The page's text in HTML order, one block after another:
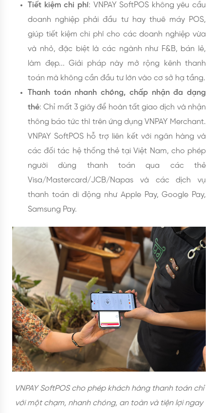
Tiết kiệm chi phí: VNPAY SoftPOS không yêu cầu
doanh nghiệp phải đầu tư hay thuê máy POS,
giúp tiết kiệm chi phí cho các doanh nghiệp vừa
và nhỏ, đặc biệt là các ngành như F&B, bán lẻ,
làm đẹp... Giải pháp này mở rộng kênh thanh
toán mà không cần đầu tư lớn vào cơ sở hạ tầng.
Thanh toán nhanh chóng, chấp nhận đa dạng
thẻ: Chỉ mất 3 giây để hoàn tất giao dịch và nhận
thông báo tức thì trên ứng dụng VNPAY Merchant.
VNPAY SoftPOS hỗ trợ liên kết với ngân hàng và
các đối tác hệ thống thẻ tại Việt Nam, cho phép
người dùng thanh toán qua các thẻ
Visa/Mastercard/JCB/Napas và các dịch vụ
thanh toán di động như Apple Pay, Google Pay,
Samsung Pay.
VNPAY SoftPOS cho phép khách hàng thanh toán chỉ
với một chạm, nhanh chóng, an toàn và tiện lợi ngay